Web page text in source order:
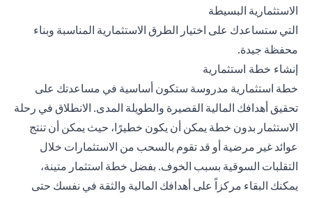
الاستثمارية البسيطة
التي ستساعدك على اختيار الطرق الاستثمارية المناسبة وبناء
محفظة جيدة.
إنشاء خطة استثمارية
خطة استثمارية مدروسة ستكون أساسية في مساعدتك على
تحقيق أهدافك المالية القصيرة والطويلة المدى. الانطلاق في رحلة
الاستثمار بدون خطة يمكن أن يكون خطيرًا، حيث يمكن أن تنتج
عوائد غير مرضية أو قد تقوم بالسحب من الاستثمارات خلال
التقلبات السوقية بسبب الخوف. بفضل خطة استثمار متينة،
يمكنك البقاء مركزاً على أهدافك المالية والثقة في نفسك حتى